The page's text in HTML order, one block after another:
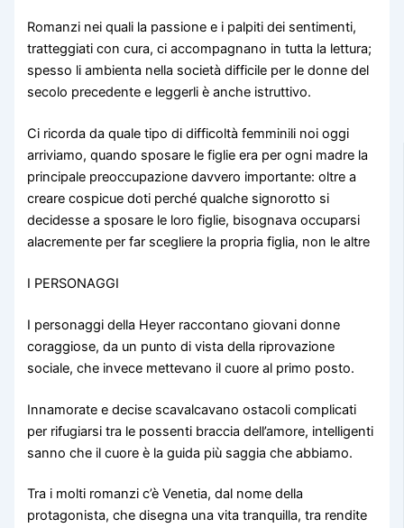
Romanzi nei quali la passione e i palpiti dei sentimenti,
tratteggiati con cura, ci accompagnano in tutta la lettura;
spesso li ambienta nella società difficile per le donne del
secolo precedente e leggerli è anche istruttivo.
Ci ricorda da quale tipo di difficoltà femminili noi oggi
arriviamo, quando sposare le figlie era per ogni madre la
principale preoccupazione davvero importante: oltre a
creare cospicue doti perché qualche signorotto si
decidesse a sposare le loro figlie, bisognava occuparsi
alacremente per far scegliere la propria figlia, non le altre
I PERSONAGGI
I personaggi della Heyer raccontano giovani donne
coraggiose, da un punto di vista della riprovazione
sociale, che invece mettevano il cuore al primo posto.
Innamorate e decise scavalcavano ostacoli complicati
per rifugiarsi tra le possenti braccia dell’amore, intelligenti
sanno che il cuore è la guida più saggia che abbiamo.
Tra i molti romanzi c’è Venetia, dal nome della
protagonista, che disegna una vita tranquilla, tra rendite